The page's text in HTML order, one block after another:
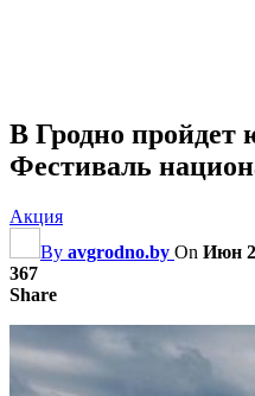
В Гродно пройдет
Фестиваль
Акция
By avgrodno.by On Июн
367
Share